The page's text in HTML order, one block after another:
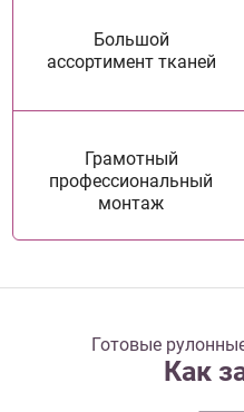
Большой
ассортимент тканей
Грамотный
профессиональный
монтаж
Готовые
Как